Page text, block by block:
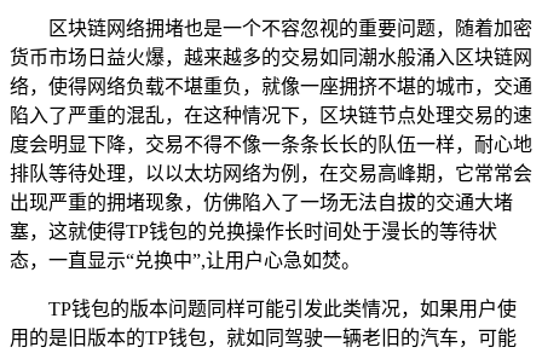
区块链网络拥堵也是一个不容忽视的重要问题，随着加密
货币市场日益火爆，越来越多的交易如同潮水般涌入区块链网
络，使得网络负载不堪重负，就像一座拥挤不堪的城市，交通
陷入了严重的混乱，在这种情况下，区块链节点处理交易的速
度会明显下降，交易不得不像一条条长长的队伍一样，耐心地
排队等待处理，以以太坊网络为例，在交易高峰期，它常常会
出现严重的拥堵现象，仿佛陷入了一场无法自拔的交通大堵
塞，这就使得TP钱包的兑换操作长时间处于漫长的等待状
态，一直显示“兑换中”,让用户心急如焚。
TP钱包的版本问题同样可能引发此类情况，如果用户使
用的是旧版本的TP钱包，就如同驾驶一辆老旧的汽车，可能